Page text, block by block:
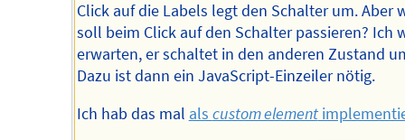
Click auf die Labels legt den Schalter um. Aber
soll beim Click auf den Schalter passieren? Ich
erwarten, er schaltet in den anderen Zustand
Dazu ist dann ein JavaScript-Einzeiler nötig.
Ich hab das mal als custom element